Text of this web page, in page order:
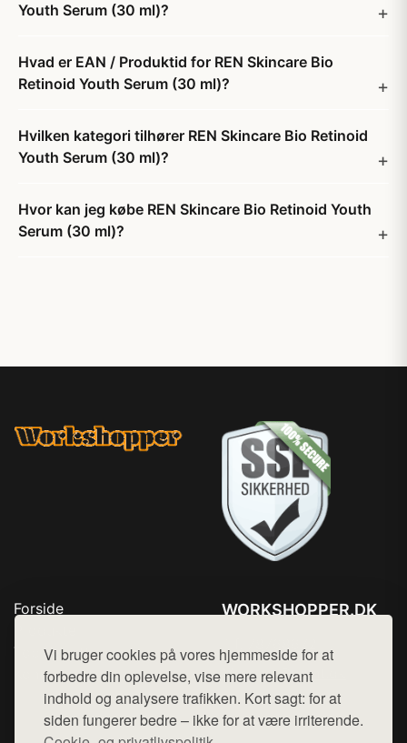
Vi bruger cookies på vores hjemmeside for at
forbedre din oplevelse, vise mere relevant
indhold og analysere trafikken. Kort sagt: for at
siden fungerer bedre – ikke for at være irriterende.
Youth Serum (30 ml)?
Hvad er EAN / Produktid for REN Skincare Bio
Retinoid Youth Serum (30 ml)?
Hvilken kategori tilhører REN Skincare Bio Retinoid
Youth Serum (30 ml)?
Hvor kan jeg købe REN Skincare Bio Retinoid Youth
Serum (30 ml)?
Forside
Top Rabatter
Kontakt
WORKSHOPPER.DK
Mail: hej@want.dk
Cookie- og privatlivspolitik